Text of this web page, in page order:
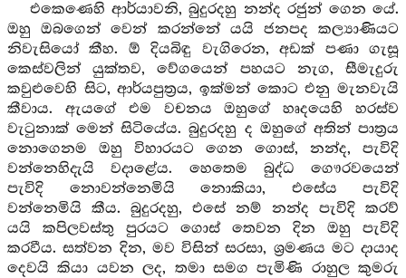
එකෙණෙහි ආර්යාවනි, බුදුරදහු නන්ද රජුන් ගෙන යේ.
ඔහු ඔබගෙන් වෙන් කරන්නේ යයි ජනපද කල්‍යාණියට
නිවැසියෝ කීහ. ඕ දියබිඳු වැගිරෙන, අඩක් පණා ගැසූ
කෙස්වලින් යුක්තව, වේගයෙන් පහයට නැග, සීමැදුරු
කවුළුවෙහි සිට, ආර්යපුත්‍රය, ඉක්මන් කොට එනු මැනවැයි
කීවාය. ඇයගේ එම වචනය ඔහුගේ හෘදයෙහි හරස්ව
වැටුනාක් මෙන් සිටියේය. බුදුරදහු ද ඔහුගේ අතින් පාත්‍රය
නොගෙනම ඔහු විහාරයට ගෙන ගොස්, නන්ද, පැවිදි
වන්නෙහිදැයි වදාළේය. හෙතෙම බුද්ධ ගෞරවයෙන්
පැවිදි නොවන්නෙමියි නොකියා, එසේය පැවිදි
වන්නෙමියි කීය. බුදුරදහු, එසේ නම් නන්ද පැවිදි කරව්
යයි කපිලවස්තු පුරයට ගොස් තෙවන දින ඔහු පැවිදි
කරවීය. සත්වන දින, මව විසින් සරසා, ශ්‍රමණය මට දායාද
දෙවයි කියා යවන ලද, තමා සමග පැමිණි රාහුල කුමරු